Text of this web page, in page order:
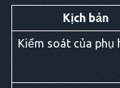
Kịch bản
Kiểm soát của phụ